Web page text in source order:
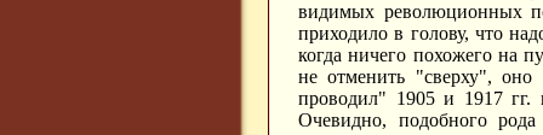
видимых революционных
приходило в голову, что
когда ничего похожего на
не отменить "сверху",
проводил" 1905 и 1917 гг.
Очевидно, подобного